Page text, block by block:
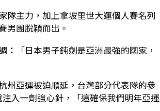
隊主力，加上拿坡里世大運個人賽名列
男團脫穎而出。
「日本男子鈍劍是亞洲最強的國家，
州亞運被迫順延，台灣部分代表隊的參
入一劑強心針，「這確保我們明年亞運